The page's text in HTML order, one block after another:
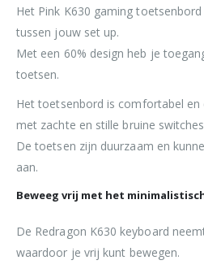
Het Pink K630 gaming
tussen jouw set up.
Met een 60% design heb je
toetsen.
Het toetsenbord is comfortabel
met zachte en stille bruine
De toetsen zijn duurzaam en
aan.
Beweeg vrij met het
De Redragon K630 keyboard
waardoor je vrij kunt bewegen.